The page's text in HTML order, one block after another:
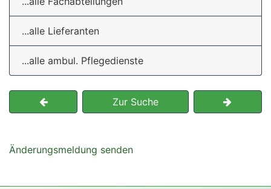
...alle Lieferanten
...alle ambul. Pflegedienste
Zur Suche
Änderungsmeldung senden